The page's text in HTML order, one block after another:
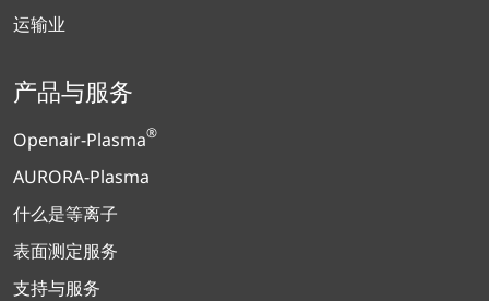
运输业
产品与服务
Openair-Plasma®
AURORA-Plasma
什么是等离子
表面测定服务
支持与服务